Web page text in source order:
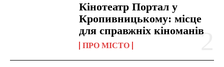
Кінотеатр Портал у
Кропивницькому: місце
для справжніх кіноманів
ПРО МІСТО